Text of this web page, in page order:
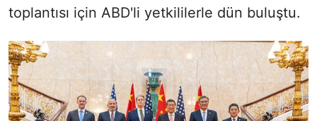
toplantısı için ABD'li yetkililerle dün buluştu.